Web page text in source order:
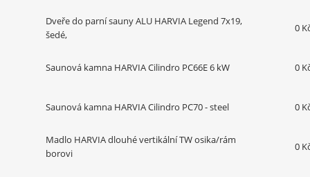
Dveře do parní sauny ALU HARVIA Legend 7x19,
šedé,
0
Saunová kamna HARVIA Cilindro PC66E 6 kW 0
Saunová kamna HARVIA Cilindro PC70 - steel 0
Madlo HARVIA dlouhé vertikální TW osika/rám
borovi
0